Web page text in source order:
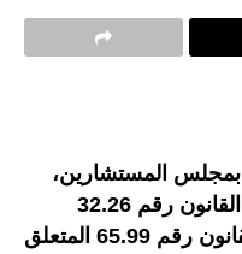
المستشارين،
اليوم الأربعاء، بمضامين مشروع القانون رقم 32.26
القاضي بتتميم المادة 193 من القانون رقم 65.99 المتعلق